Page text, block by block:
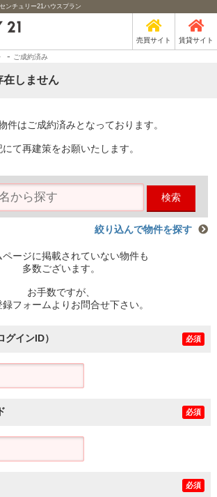
ンチュリー21ハウスプラン
売買サイト 賃貸サイト
- ご成約済み
在しません
件はご成約済みとなっております。
にて再建策をお願いたします。
検索
絞り込んで物件を探す
ページに掲載されていない物件も
多数ございます。
お手数ですが、
フォームよりお問合せ下さい。
グインID） 必須
必須
必須